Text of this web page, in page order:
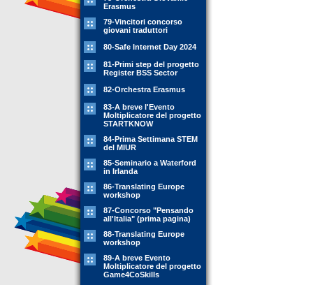
Erasmus
79-Vincitori concorso
giovani traduttori
80-Safe Internet Day 2024
81-Primi step del progetto
Register BSS Sector
82-Orchestra Erasmus
83-A breve l'Evento
Moltiplicatore del progetto
STARTKNOW
84-Prima Settimana STEM
del MIUR
85-Seminario a Waterford
in Irlanda
86-Translating Europe
workshop
87-Concorso "Pensando
all'Italia" (prima pagina)
88-Translating Europe
workshop
89-A breve Evento
Moltiplicatore del progetto
Game4CoSkills